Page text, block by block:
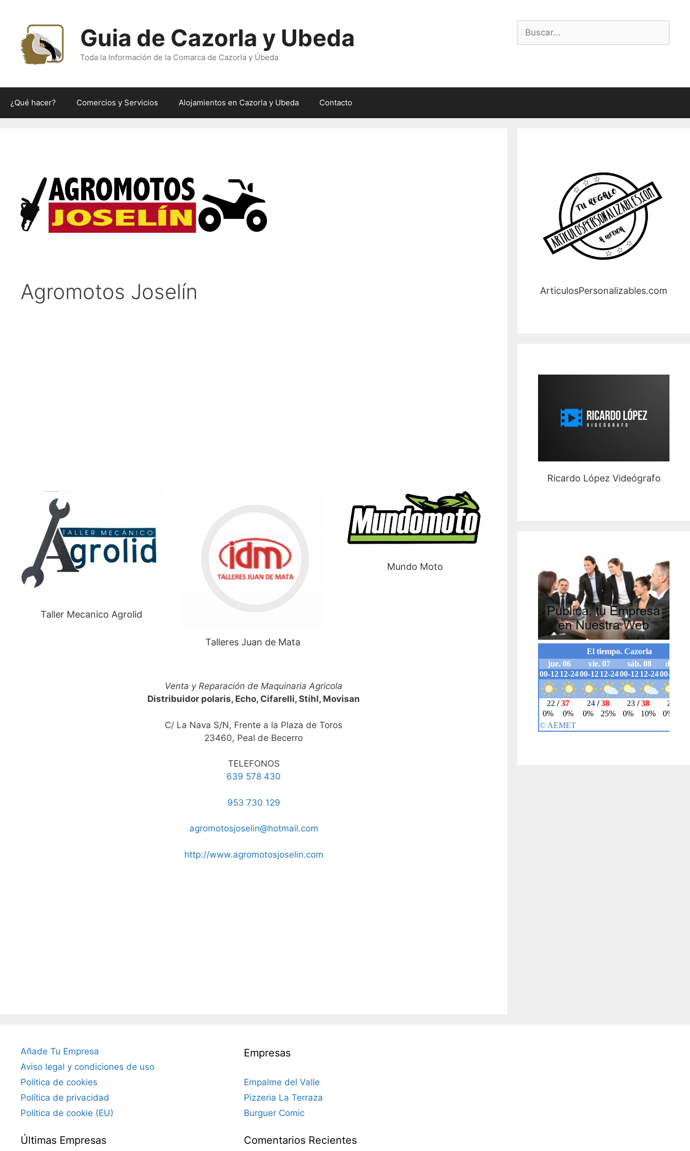
contenido
Buscar:
Guia de Cazorla y Ubeda
Toda la Información de la Comarca de Cazorla y Úbeda
¿Qué hacer? Comercios y Servicios Alojamientos en Cazorla y Ubeda Contacto
Agromotos Joselín
Taller Mecanico Agrolid
Talleres Juan de Mata
Mundo Moto
Venta y Reparación de Maquinaria Agricola
Distribuidor polaris, Echo, Cifarelli, Stihl, Movisan
C/ La Nava S/N, Frente a la Plaza de Toros
23460, Peal de Becerro
TELEFONOS
639 578 430
953 730 129
agromotosjoselin@hotmail.com
http://www.agromotosjoselin.com
ArticulosPersonalizables.com
Ricardo López Videógrafo
Añade Tu Empresa
Aviso legal y condiciones de uso
Política de cookies
Política de privacidad
Política de cookie (EU)
Últimas Empresas
Empresas
Empalme del Valle
Pizzeria La Terraza
Burguer Comic
Comentarios Recientes